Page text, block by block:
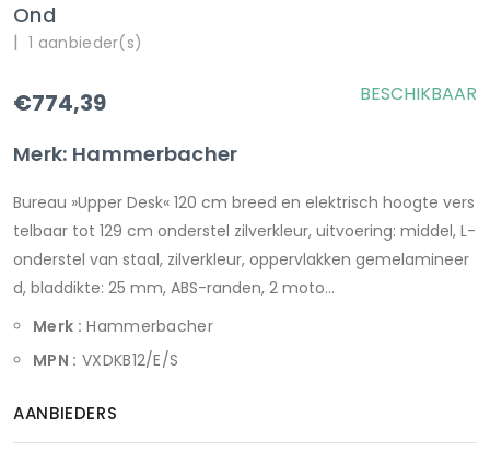
Ond
| 1 aanbieder(s)
€774,39
Merk: Hammerbacher
BESCHIKBAAR
Bureau »Upper Desk« 120 cm breed en elektrisch hoogte vers
telbaar tot 129 cm onderstel zilverkleur, uitvoering: middel, L-
onderstel van staal, zilverkleur, oppervlakken gemelamineer
d, bladdikte: 25 mm, ABS-randen, 2 moto...
Merk : Hammerbacher
MPN : VXDKB12/E/S
AANBIEDERS